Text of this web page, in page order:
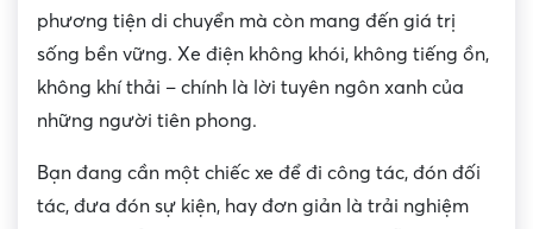
phương tiện di chuyển mà còn mang đến giá trị
sống bền vững. Xe điện không khói, không tiếng ồn,
không khí thải – chính là lời tuyên ngôn xanh của
những người tiên phong.
Bạn đang cần một chiếc xe để đi công tác, đón đối
tác, đưa đón sự kiện, hay đơn giản là trải nghiệm